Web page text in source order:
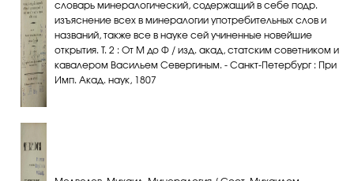
словарь минералогический, содержащий в себе подр.
изъяснение всех в минералогии употребительных слов и
названий, также все в науке сей учиненные новейшие
открытия. Т. 2 : От М до Ф / изд. акад, статским советником и
кавалером Васильем Севергиным. - Санкт-Петербург : При
Имп. Акад. наук, 1807